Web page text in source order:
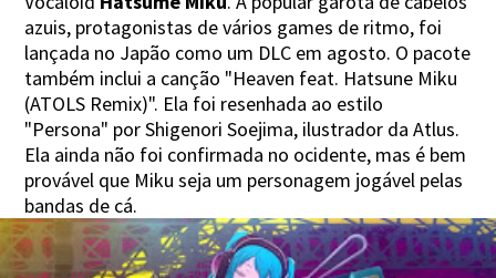
azuis, protagonistas de vários games de ritmo, foi
lançada no Japão como um DLC em agosto. O pacote
também inclui a canção "Heaven feat. Hatsune Miku
(ATOLS Remix)". Ela foi resenhada ao estilo
"Persona" por Shigenori Soejima, ilustrador da Atlus.
Ela ainda não foi confirmada no ocidente, mas é bem
provável que Miku seja um personagem jogável pelas
bandas de cá.